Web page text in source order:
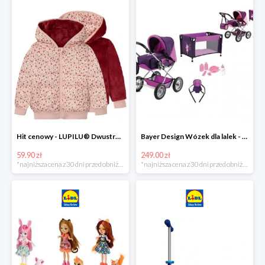
Hit cenowy - LUPILU® Dwustronna kurtka pikowana dziewczęca
59.90 zł
*najniższa cena z 30 dni przed obniżką
Bayer Design Wózek dla lalek - megazestaw
249.00 zł
*najniższa cena z 30 dni przed obniżką